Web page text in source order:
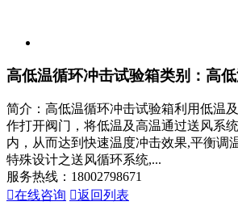
高低温循环冲击试验箱类别：高
简介：高低温循环冲击试验箱利用低温
作打开阀门，将低温及高温通过送风系
内，从而达到快速温度冲击效果,平衡调
特殊设计之送风循环系统,...
服务热线：18002798671
在线咨询 返回列表